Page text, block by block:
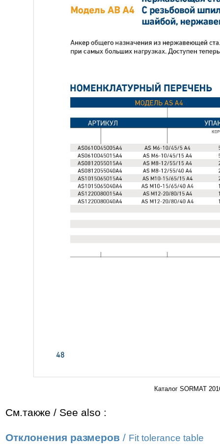
Каталог SORMAT
См.также / See also :
Отклонения размеров / Fit tolerance table